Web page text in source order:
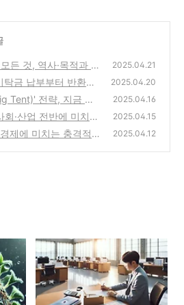
든 것, 역사·목적과 일
드
(0)
2025.04.21
금 납부부터 반환까
리
(0)
2025.04.20
Tent)' 전략, 지금 한
벌어지고 있나?
(1)
2025.04.16
회·산업 전반에 미치는
총정리
(0)
2025.04.15
제에 미치는 충격적인
2025.04.12